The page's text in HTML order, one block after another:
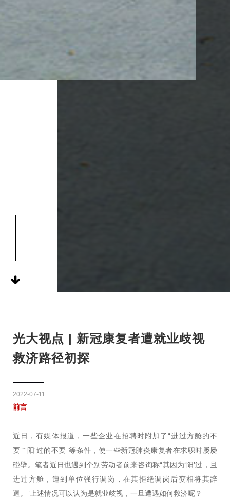
光大视点 | 新冠康复者遭就业歧视
救济路径初探
2022-07-11
前言
近日，有媒体报道，一些企业在招聘时附加了“进过方舱的不
要”“‘阳'过的不要”等条件，使一些新冠肺炎康复者在求职时屡屡
碰壁。笔者近日也遇到个别劳动者前来咨询称“其因为‘阳’过，且
进过方舱，遭到单位强行调岗，在其拒绝调岗后变相将其辞
退。”上述情况可以认为是就业歧视，一旦遭遇如何救济呢？